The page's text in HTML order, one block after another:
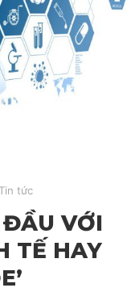
Tin tức
VỚI
TẾ HAY